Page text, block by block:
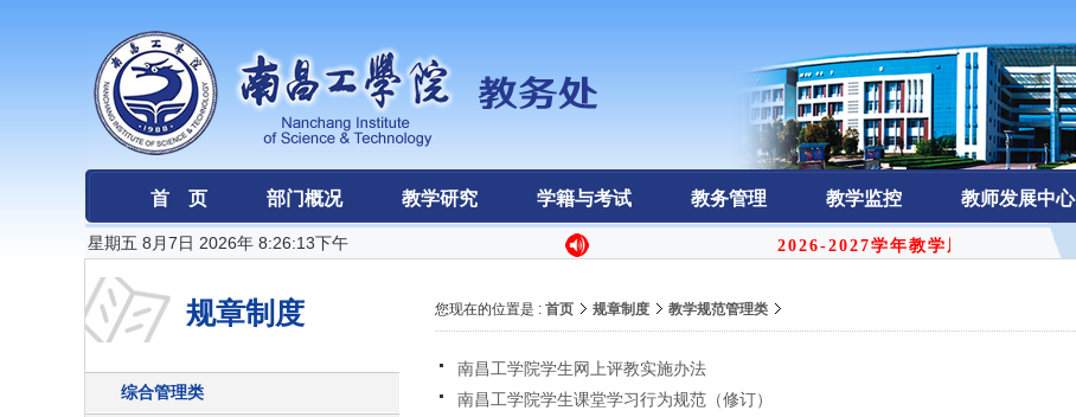
首 页 部门概况 教学研究 学籍与考试 教务管理 教学监控 教师发展中心
星期五 8月7日 2026年 8:26:13下午 2026-2027学年教学周历
规章制度
综合管理类
您现在的位置是 : 首页 规章制度 教学规范管理类
南昌工学院学生网上评教实施办法
南昌工学院学生课堂学习行为规范（修订）